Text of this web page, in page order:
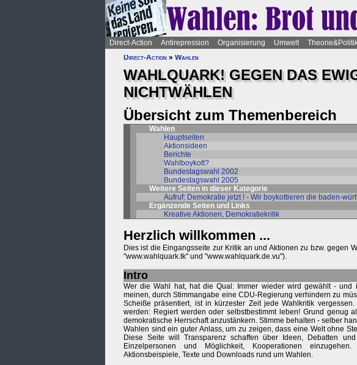
Direct-Action Antirepression Organisierung Umwelt
Direct-Action » Wahlen
WAHLQUARK! GEGEN DAS
NICHTWÄHLEN
Übersicht zum Themenbereich
Wahlen
Hauptseiten
Aktionsideen
Berichte
Wahlboykott?
Bundestagswahl 2002
Bundestagswahl 2005
Weitere Seiten in dieser Kategorie
Aufruf: Demokratie jetzt ! - Wir boykottieren die baden-
Ergänzende Seiten und Links
Kreative Aktionen, Demokratiekritik
Herzlich willkommen ...
Dies ist die Eingangsseite zur Kritik an und Aktionen zu bzw. gegen
"www.wahlquark.tk" und "www.wahlquark.de.vu").
Intro
Wer die Wahl hat, hat die Qual: Immer wieder wird gewählt -
meinen, durch Stimmangabe eine CDU-Regierung verhindern zu
Scheiße präsentiert, ist in kürzester Zeit jede Wahlkritik
werden: Regiert werden oder selbstbestimmt leben! Grund genug
demokratische Herrschaft anzustänkern. Stimme behalten - selber
Wahlen sind ein guter Anlass, um zu zeigen, dass eine Welt ohne
Diese Seite will Transparenz schaffen über Ideen, Debatten
Einzelpersonen und Möglichkeit, Kooperationen
Aktionsbeispiele, Texte und Downloads rund um Wahlen.